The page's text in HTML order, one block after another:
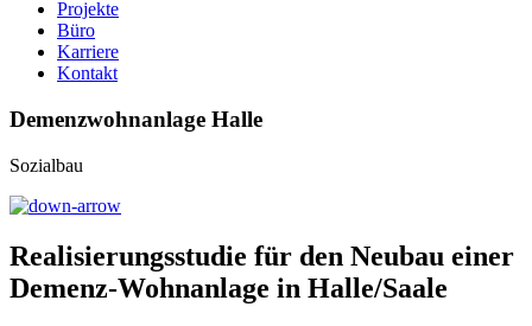
Projekte
Büro
Karriere
Kontakt
Demenzwohn­anlage Halle
Sozialbau
Realisierungsstudie für den Neubau einer
Demenz-Wohnanlage in Halle/Saale